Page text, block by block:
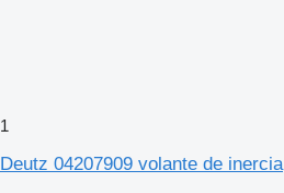
1
Deutz 04207909 volante de inercia